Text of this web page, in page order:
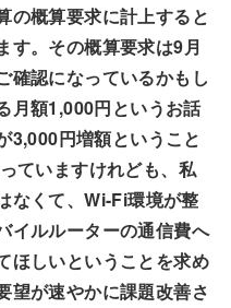
の概算要求に計上すると
す。その概算要求は9月
確認になっているかもし
月額1,000円というお話
3,000円増額ということ
ていますけれども、私
なくて、Wi-Fi環境が整
イルルーターの通信費へ
ほしいということを求め
望が速やかに課題改善さ